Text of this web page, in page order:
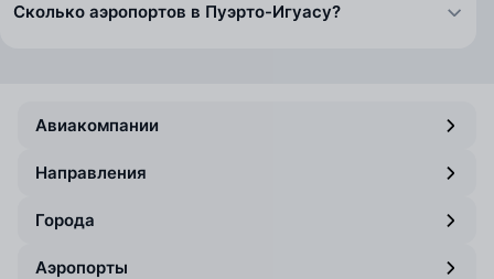
Сколько аэропортов в Пуэрто-Игуасу?
Авиакомпании
Направления
Города
Аэропорты